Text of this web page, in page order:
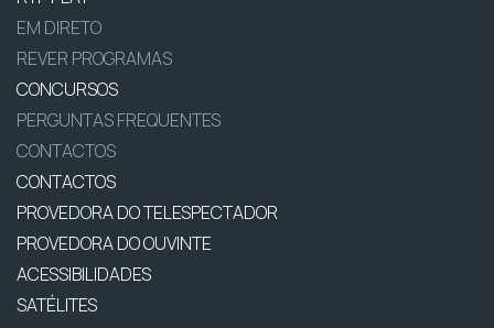
EM DIRETO
REVER PROGRAMAS
CONCURSOS
PERGUNTAS FREQUENTES
CONTACTOS
CONTACTOS
PROVEDORA DO TELESPECTADOR
PROVEDORA DO OUVINTE
ACESSIBILIDADES
SATÉLITES